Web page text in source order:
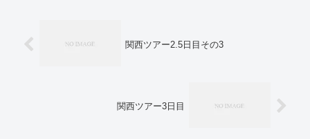
関西ツアー2.5日目その3
関西ツアー3日目